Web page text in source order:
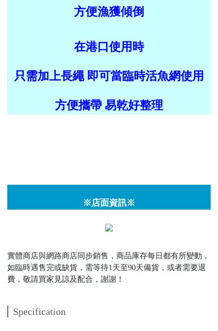
方便漁獲傾倒
在港口使用時
只需加上長繩 即可當臨時活魚網使用
方便攜帶 易乾好整理
※店面資訊※
實體商店與網路商店同步銷售，商品庫存每日都有所變動，
如臨時遇售完或缺貨，需等待1天至90天備貨，或者需要退
費，敬請買家見諒及配合，謝謝！
Specification